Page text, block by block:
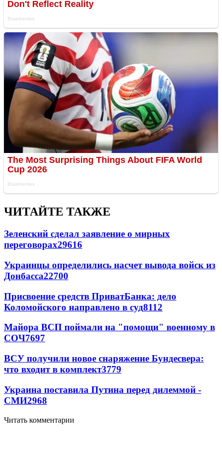
ЧИТАЙТЕ ТАКЖЕ
Зеленский сделал заявление о мирных
переговорах29616
Украинцы определились насчет вывода войск из
Донбасса22700
Присвоение средств ПриватБанка: дело
Коломойского направлено в суд8112
Майора ВСП поймали на "помощи" военному в
СОЧ7697
ВСУ получили новое снаряжение Бундесвера:
что входит в комплект3779
Украина поставила Путина перед дилеммой -
СМИ2968
Читать комментарии